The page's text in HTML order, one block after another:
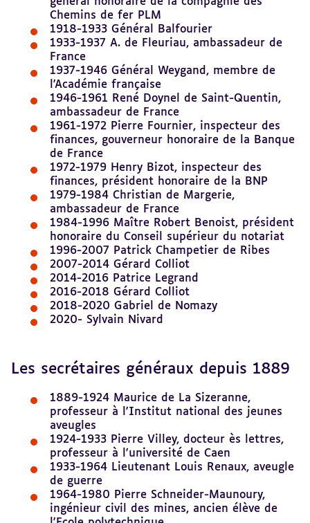
Chemins de fer PLM
1918-1933 Général Balfourier
1933-1937 A. de Fleuriau, ambassadeur de
France
1937-1946 Général Weygand, membre de
l'Académie française
1946-1961 René Doynel de Saint-Quentin,
ambassadeur de France
1961-1972 Pierre Fournier, inspecteur des
finances, gouverneur honoraire de la Banque
de France
1972-1979 Henry Bizot, inspecteur des
finances, président honoraire de la BNP
1979-1984 Christian de Margerie,
ambassadeur de France
1984-1996 Maître Robert Benoist, président
honoraire du Conseil supérieur du notariat
1996-2007 Patrick Champetier de Ribes
2007-2014 Gérard Colliot
2014-2016 Patrice Legrand
2016-2018 Gérard Colliot
2018-2020 Gabriel de Nomazy
2020- Sylvain Nivard
Les secrétaires généraux depuis 1889
1889-1924 Maurice de La Sizeranne,
professeur à l'Institut national des jeunes
aveugles
1924-1933 Pierre Villey, docteur ès lettres,
professeur à l'université de Caen
1933-1964 Lieutenant Louis Renaux, aveugle
de guerre
1964-1980 Pierre Schneider-Maunoury,
ingénieur civil des mines, ancien élève de